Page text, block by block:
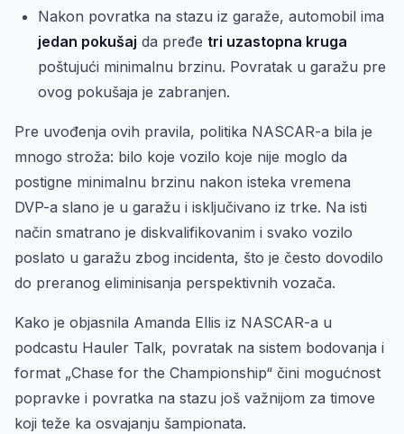
Nakon povratka na stazu iz garaže, automobil ima
jedan pokušaj da pređe tri uzastopna kruga
poštujući minimalnu brzinu. Povratak u garažu pre
ovog pokušaja je zabranjen.
Pre uvođenja ovih pravila, politika NASCAR-a bila je
mnogo stroža: bilo koje vozilo koje nije moglo da
postigne minimalnu brzinu nakon isteka vremena
DVP-a slano je u garažu i isključivano iz trke. Na isti
način smatrano je diskvalifikovanim i svako vozilo
poslato u garažu zbog incidenta, što je često dovodilo
do preranog eliminisanja perspektivnih vozača.
Kako je objasnila Amanda Ellis iz NASCAR-a u
podcastu Hauler Talk, povratak na sistem bodovanja i
format „Chase for the Championship“ čini mogućnost
popravke i povratka na stazu još važnijom za timove
koji teže ka osvajanju šampionata.